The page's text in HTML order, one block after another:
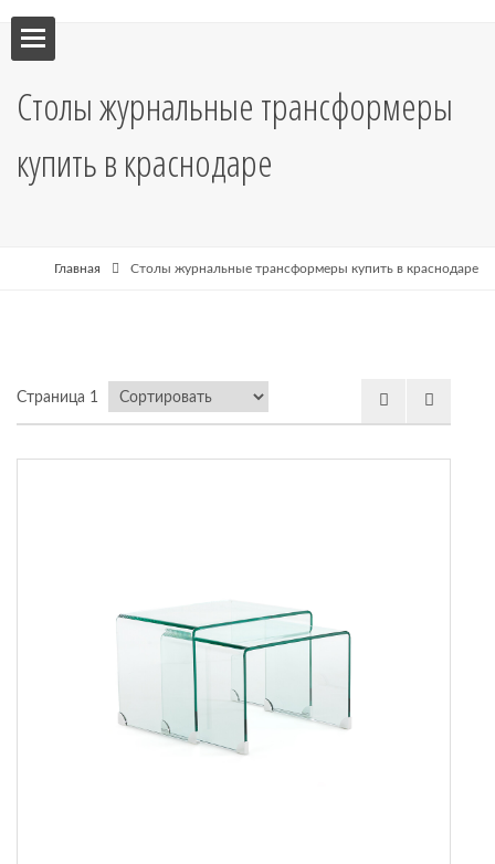
Столы журнальные трансформеры
купить в краснодаре
Главная Столы журнальные трансформеры купить в краснодаре
Страница 1